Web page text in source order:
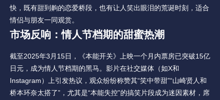
快，既有甜到齁的恋爱桥段，也有让人笑出眼泪的荒诞时刻，适合
情侣与朋友一同观赏。
市场反响：情人节档期的甜蜜热潮
截至2025年3月15日，《本能开关》上映一个月内票房已突破15亿
日元，成为情人节档期的黑马。影片在社交媒体（如X和
Instagram）上引发热议，观众纷纷称赞其“笑中带甜”“山崎贤人和
桥本环奈太搭了”，尤其是“本能失控”的搞笑片段成为迷因素材，席